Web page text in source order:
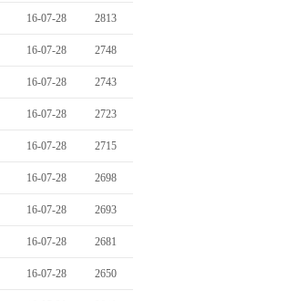
16-07-28 2813
16-07-28 2748
16-07-28 2743
16-07-28 2723
16-07-28 2715
16-07-28 2698
16-07-28 2693
16-07-28 2681
16-07-28 2650